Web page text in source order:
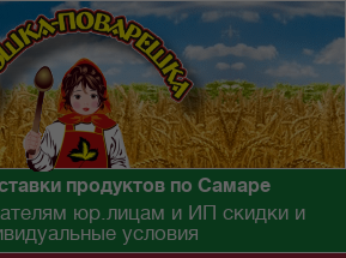
продуктов по Самаре
юр.лицам и ИП скидки и
условия